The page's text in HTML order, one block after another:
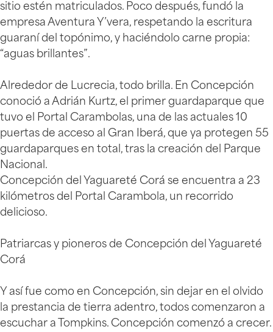
sitio estén matriculados. Poco después, fundó la
empresa Aventura Y’vera, respetando la escritura
guaraní del topónimo, y haciéndolo carne propia:
“aguas brillantes”.
Alrededor de Lucrecia, todo brilla. En Concepción
conoció a Adrián Kurtz, el primer guardaparque que
tuvo el Portal Carambolas, una de las actuales 10
puertas de acceso al Gran Iberá, que ya protegen 55
guardaparques en total, tras la creación del Parque
Nacional.
Concepción del Yaguareté Corá se encuentra a 23
kilómetros del Portal Carambola, un recorrido
delicioso.
Patriarcas y pioneros de Concepción del Yaguareté
Corá
Y así fue como en Concepción, sin dejar en el olvido
la prestancia de tierra adentro, todos comenzaron a
escuchar a Tompkins. Concepción comenzó a crecer.